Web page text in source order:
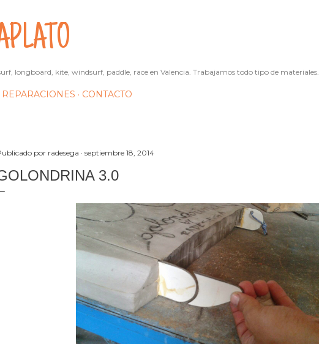
longboard, kite, windsurf, paddle, race en Valencia. Trabajamos todo tipo de materiales.
REPARACIONES CONTACTO
por radesega septiembre 18, 2014
3.0